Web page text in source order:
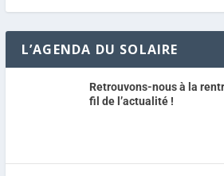
L’AGENDA DU SOLAIRE
Retrouvons-nous à la
fil de l’actualité !